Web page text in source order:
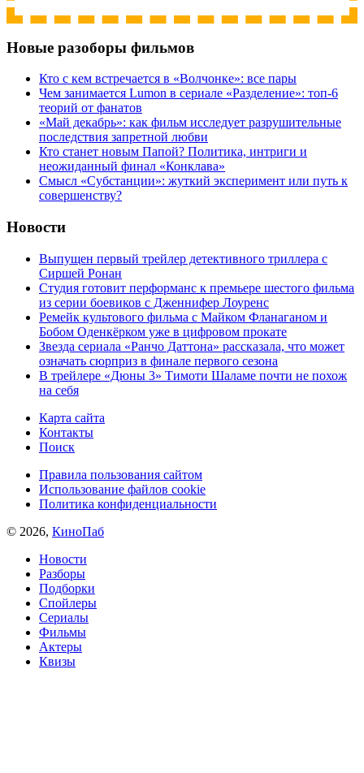
Новые разоборы фильмов
Кто с кем встречается в «Волчонке»: все пары
Чем занимается Lumon в сериале «Разделение»: топ-6
теорий от фанатов
«Май декабрь»: как фильм исследует разрушительные
последствия запретной любви
Кто станет новым Папой? Политика, интриги и
неожиданный финал «Конклава»
Cмысл «Субстанции»: жуткий эксперимент или путь к
совершенству?
Новости
Выпущен первый трейлер детективного триллера с
Сиршей Ронан
Студия готовит перформанс к премьере шестого фильма
из серии боевиков с Дженнифер Лоуренс
Ремейк культового фильма с Майком Фланаганом и
Бобом Оденкёрком уже в цифровом прокате
Звезда сериала «Ранчо Даттона» рассказала, что может
означать сюрприз в финале первого сезона
В трейлере «Дюны 3» Тимоти Шаламе почти не похож
на себя
Карта сайта
Контакты
Поиск
Правила пользования сайтом
Использование файлов cookie
Политика конфиденциальности
© 2026, КиноПаб
Новости
Разборы
Подборки
Спойлеры
Сериалы
Фильмы
Актеры
Квизы